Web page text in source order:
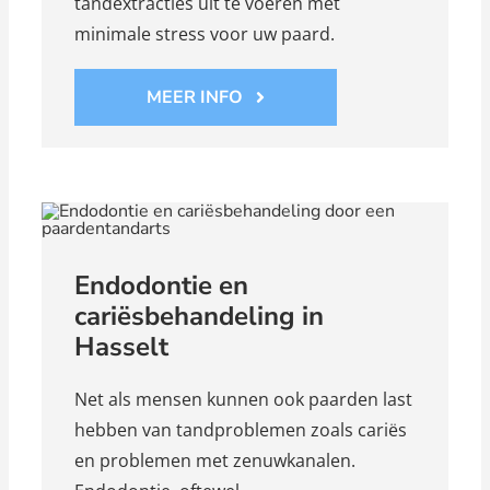
minimale stress voor uw paard.
MEER INFO
Endodontie en
cariësbehandeling in
Hasselt
Net als mensen kunnen ook paarden last
hebben van tandproblemen zoals cariës
en problemen met zenuwkanalen.